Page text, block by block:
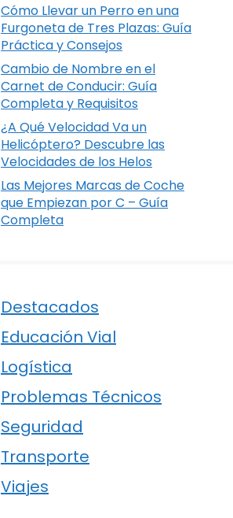
Cómo Llevar un Perro en una
Furgoneta de Tres Plazas: Guía
Práctica y Consejos
Cambio de Nombre en el
Carnet de Conducir: Guía
Completa y Requisitos
¿A Qué Velocidad Va un
Helicóptero? Descubre las
Velocidades de los Helos
Las Mejores Marcas de Coche
que Empiezan por C – Guía
Completa
Destacados
Educación Vial
Logística
Problemas Técnicos
Seguridad
Transporte
Viajes